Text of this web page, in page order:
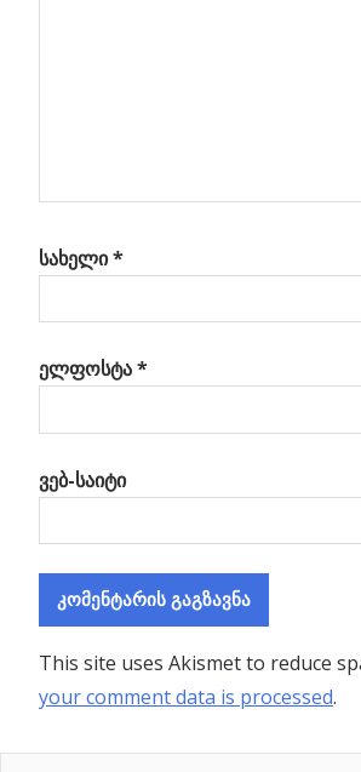
სახელი*
ელფოსტა*
ვებ-საიტი
This site uses Akismet to reduce
your comment data is processed.